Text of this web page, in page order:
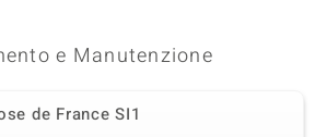
e Manutenzione
de France SI1